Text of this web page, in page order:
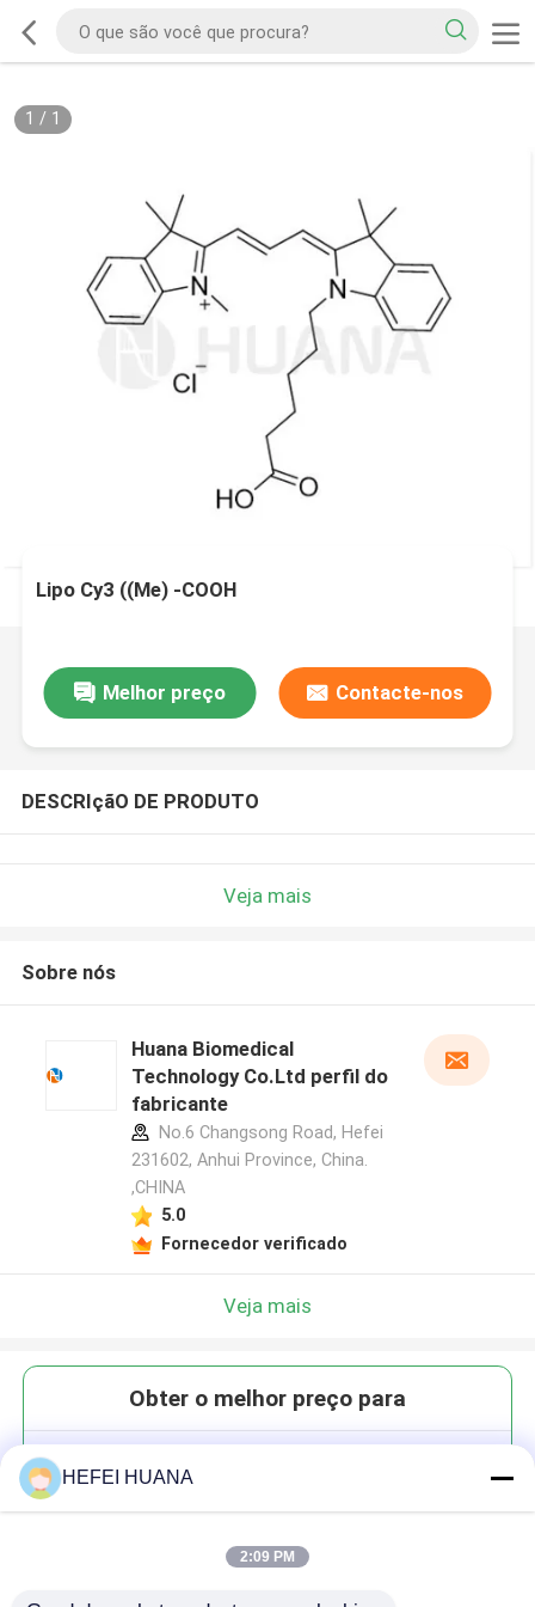
1 / 1
Lipo Cy3 ((Me) -COOH
Melhor preço Contacte-nos
DESCRIçãO DE PRODUTO
Veja mais
Sobre nós
Huana Biomedical
Technology Co.Ltd perfil do
fabricante
No.6 Changsong Road, Hefei
231602, Anhui Province, China.
,CHINA
5.0
Fornecedor verificado
Veja mais
Obter o melhor preço para
HEFEI HUANA
2:09 PM